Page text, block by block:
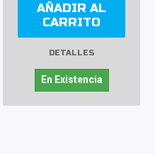
AÑADIR AL
CARRITO
DETALLES
En Existencia